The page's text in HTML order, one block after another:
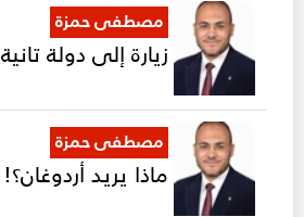
مصطفى حمزة
زيارة إلى دولة تانية
مصطفى حمزة
ماذا يريد أردوغان؟!